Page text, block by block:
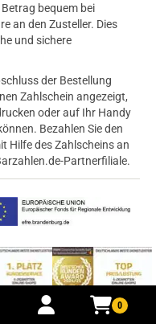
0
Betrag bequem bei
an den Zusteller. Dies
und sichere
der Bestellung
Zahlschein angezeigt,
oder auf Ihr Handy
Bezahlen Sie den
Hilfe des Zahlscheins an
Partnerfiliale.